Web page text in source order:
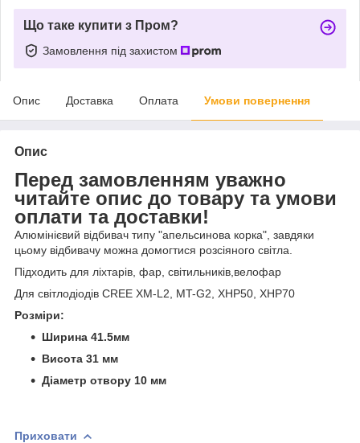
Що таке купити з Пром?
Замовлення під захистом
Опис Доставка Оплата Умови повернення
Опис
Перед замовленням уважно
читайте опис до товару та умови
оплати та доставки!
Алюмінієвий відбивач типу "апельсинова корка", завдяки
цьому відбивачу можна домогтися розсіяного світла.
Підходить для ліхтарів, фар, світильників,велофар
Для світлодіодів CREE XM-L2, MT-G2, XHP50, XHP70
Розміри:
Ширина 41.5мм
Висота 31 мм
Діаметр отвору 10 мм
Приховати